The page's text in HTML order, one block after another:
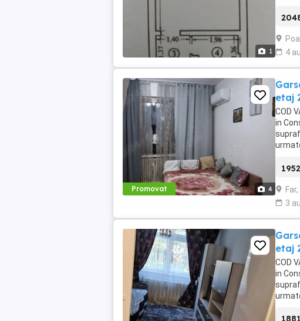
1
4
Promovat 4
etaj
COD
in
3
etaj
COD
in